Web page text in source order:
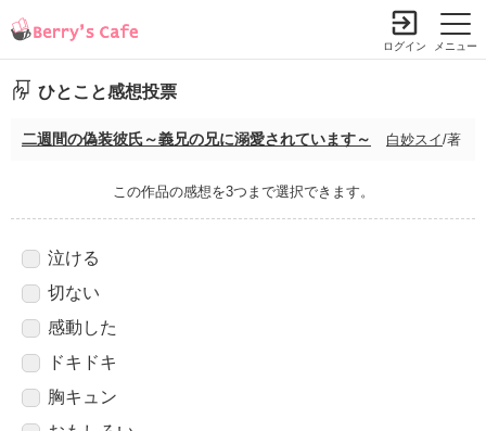
メニュー
ログイン
ひとこと感想投票
二週間の偽装彼氏～義兄の兄に溺愛されています～ 白妙スイ/著
この作品の感想を3つまで選択できます。
泣ける
切ない
感動した
ドキドキ
胸キュン